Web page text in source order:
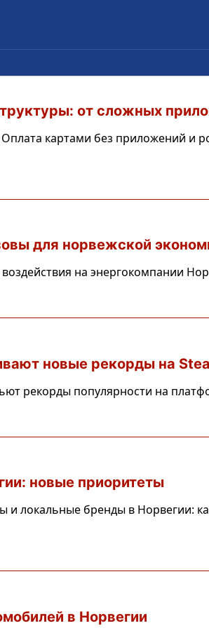
от сложных
картами без приложений и
для норвежской
на энергокомпании
новые рекорды на
рекорды популярности на
новые приоритеты
и локальные бренды в Норвегии:
в Норвегии